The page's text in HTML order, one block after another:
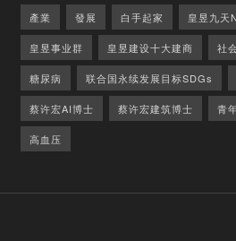
產業 發展 白手起家 皇昱九天
皇昱事业群 皇昱建设十大建商 社
糖尿病 联合国永续发展目标SDGs
蔡许宏AI博士 蔡许宏建筑博士 青
高血压